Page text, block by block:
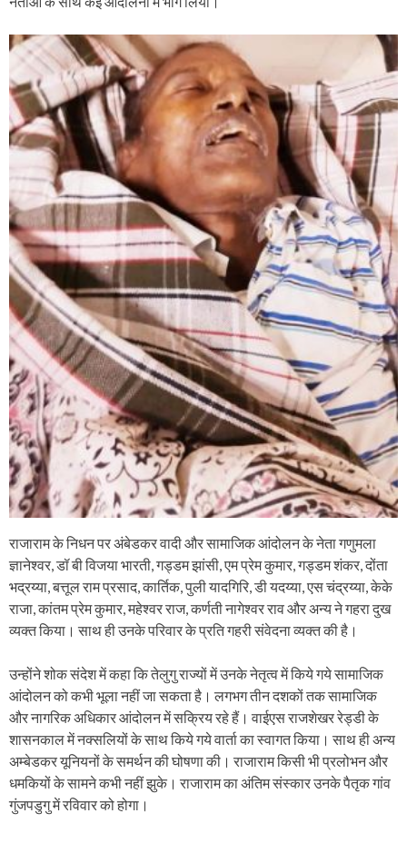
राजाराम के निधन पर अंबेडकर वादी और सामाजिक आंदोलन के नेता गणुमला
ज्ञानेश्वर, डॉ बी विजया भारती, गड्डम झांसी, एम प्रेम कुमार, गड्डम शंकर, दोंता
भद्रय्या, बत्तूल राम प्रसाद, कार्तिक, पुली यादगिरि, डी यदय्या, एस चंद्रय्या, केके
राजा, कांतम प्रेम कुमार, महेश्वर राज, कर्णती नागेश्वर राव और अन्य ने गहरा दुख
व्यक्त किया। साथ ही उनके परिवार के प्रति गहरी संवेदना व्यक्त की है।
उन्होंने शोक संदेश में कहा कि तेलुगु राज्यों में उनके नेतृत्व में किये गये सामाजिक
आंदोलन को कभी भूला नहीं जा सकता है। लगभग तीन दशकों तक सामाजिक
और नागरिक अधिकार आंदोलन में सक्रिय रहे हैं। वाईएस राजशेखर रेड्डी के
शासनकाल में नक्सलियों के साथ किये गये वार्ता का स्वागत किया। साथ ही अन्य
अम्बेडकर यूनियनों के समर्थन की घोषणा की। राजाराम किसी भी प्रलोभन और
धमकियों के सामने कभी नहीं झुके। राजाराम का अंतिम संस्कार उनके पैतृक गांव
गुंजपडुगु में रविवार को होगा।